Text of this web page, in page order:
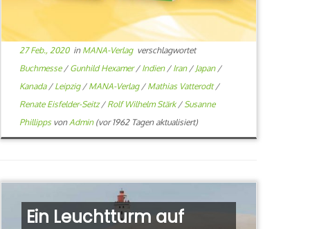
27 Feb., 2020in MANA-Verlag verschlagwortet
Buchmesse / Gunhild Hexamer/ Indien / Iran / Japan /
Kanada / Leipzig / MANA-Verlag / Mathias Vatterodt/
Renate Eisfelder-Seitz/ Rolf Wilhelm Stärk/ Susanne
Phillipps von Admin(vor 1962 Tagen aktualisiert)
Ein Leuchtturm auf